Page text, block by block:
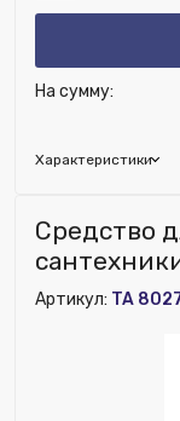
Характеристики
На сумму:
Бренд:
Глубина (мм):
585
Высота (мм):878
Средство
Артикул: TA